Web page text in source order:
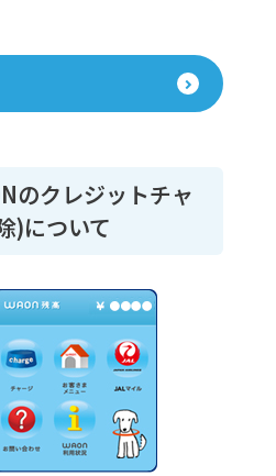
のクレジットチャ
)について